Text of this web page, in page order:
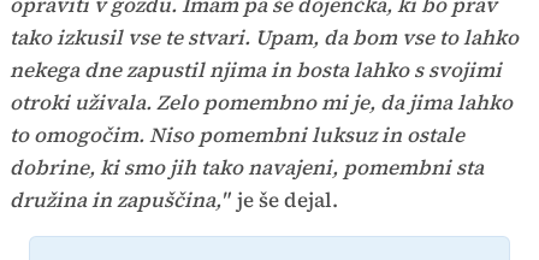
tako izkusil vse te stvari. Upam, da bom vse to lahko
nekega dne zapustil njima in bosta lahko s svojimi
otroki uživala. Zelo pomembno mi je, da jima lahko
to omogočim. Niso pomembni luksuz in ostale
dobrine, ki smo jih tako navajeni, pomembni sta
družina in zapuščina," je še dejal.